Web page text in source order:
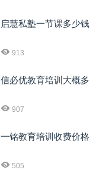
启慧私塾一节课多少钱
913
信必优教育培训大概多
907
一铭教育培训收费价格
505